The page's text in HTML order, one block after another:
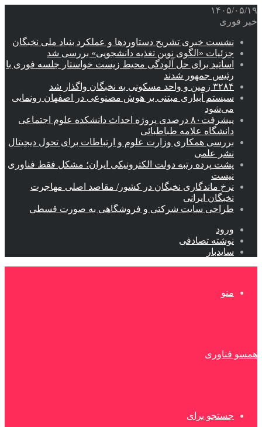
۱۴۰۵/۰۵/۱۹
خبر فوری
نشست خبری تشریح دستاوردها و عملکرد بنیاد ملی نخبگان
جزئیات «الگوی نوین تغذیه دانشجویی» بررسی شد
اساتید برای حل آلودگی محیط زیست خواستار جلسه فوری با
رئیس جمهور شدند
۳۲۸۴ زمین و واحد مسکونی به نخبگان واگذار شد
سیستم آبیاری مبتنی بر هوش مصنوعی در اصفهان رونمایی
می‌شود
پیشرفت۸۰ درصدی پروژه احداث دانشکده علوم اجتماعی
دانشگاه علامه طباطبائی
بررسی همکاری وزارت علوم و ارتباطات برای تحول دیجیتال
نشر علمی
پشت پرده رتبه دولت الکترونیکی ایران؛ مشکل فقط فناوری
نیست
نرخ ماندگاری نخبگان در کشور/ مقاصد اصلی مهاجرت
نخبگان ایرانی
طراحی سایت شرکتی و فروشگاهی به صورت قسطی
ورود
نوشته تصادفی
سایدبار
منو
همسو فناوری
جستجو برای